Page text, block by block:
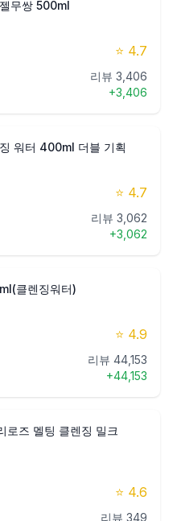
무쌍 500ml
⭐ 4.7
리뷰 3,406
+3,406
워터 400ml 더블 기획
⭐ 4.7
리뷰 3,062
+3,062
클렌징워터)
⭐ 4.9
리뷰 44,153
+44,153
로즈 멜팅 클렌징 밀크
⭐ 4.6
리뷰 349